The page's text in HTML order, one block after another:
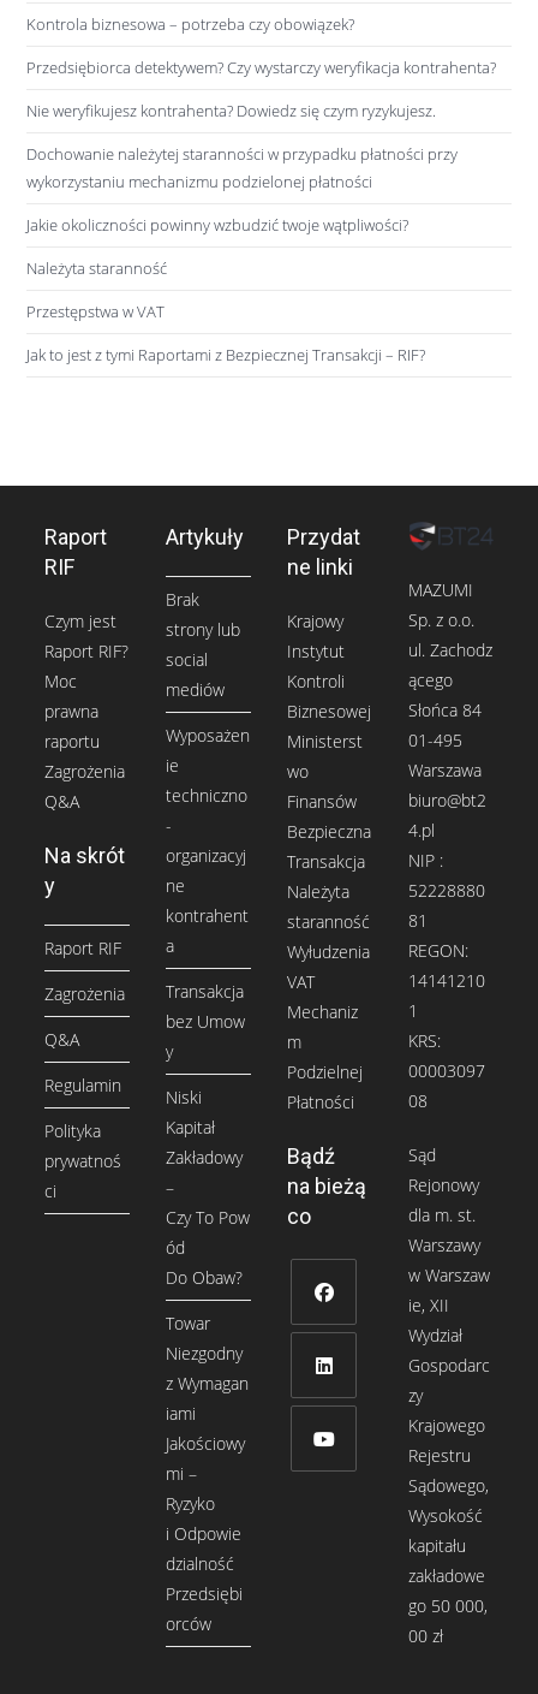
Kontrola biznesowa – potrzeba czy obowiązek?
Przedsiębiorca detektywem? Czy wystarczy weryfikacja kontrahenta?
Nie weryfikujesz kontrahenta? Dowiedz się czym ryzykujesz.
Dochowanie należytej staranności w przypadku płatności przy
wykorzystaniu mechanizmu podzielonej płatności
Jakie okoliczności powinny wzbudzić twoje wątpliwości?
Należyta staranność
Przestępstwa w VAT
Jak to jest z tymi Raportami z Bezpiecznej Transakcji – RIF?
Raport
RIF
Czym jest
Raport RIF?
Moc
prawna
raportu
Zagrożenia
Q&A
Na skrót
y
Raport RIF
Zagrożenia
Q&A
Regulamin
Polityka
prywatnoś
ci
Artykuły
Brak
strony lub
social
mediów
Wyposażen
ie
techniczno
-
organizacyj
ne
kontrahent
a
Transakcja
bez Umow
y
Niski
Kapitał
Zakładowy
–
Czy To Pow
ód
Do Obaw?
Towar
Niezgodny
z Wymagan
iami
Jakościowy
mi –
Ryzyko
i Odpowie
dzialność
Przedsiębi
orców
Przydat
ne linki
Krajowy
Instytut
Kontroli
Biznesowej
Ministerst
wo
Finansów
Bezpieczna
Transakcja
Należyta
staranność
Wyłudzenia
VAT
Mechaniz
m
Podzielnej
Płatności
Bądź
na bieżą
co
Opens
a
new
Opens
a
MAZUMI
Sp. z o.o.
ul. Zachodz
ącego
Słońca 84
01-495
Warszawa
biuro@bt2
4.pl
NIP :
52228880
81
REGON:
14141210
1
KRS:
00003097
08
Sąd
Rejonowy
dla m. st.
Warszawy
w Warszaw
ie, XII
Wydział
Gospodarc
zy
Krajowego
Rejestru
Sądowego,
Wysokość
kapitału
zakładowe
go 50 000,
00 zł